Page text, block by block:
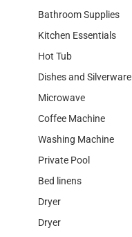
Bathroom Supplies
Kitchen Essentials
Hot Tub
Dishes and Silverware
Microwave
Coffee Machine
Washing Machine
Private Pool
Bed linens
Dryer
Dryer